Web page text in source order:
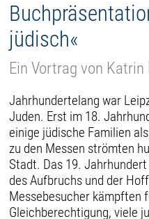
jüdisch«
Ein Vortrag von
Jahrhundertelang war
Juden. Erst im 18.
einige jüdische Familien
zu den Messen strömten
Stadt. Das 19.
des Aufbruchs und der
Messebesucher kämpften
Gleichberechtigung, viele